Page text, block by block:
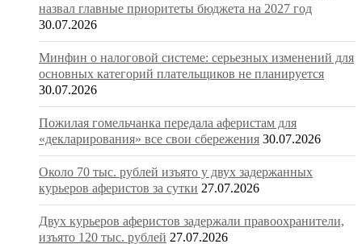
назвал главные приоритеты бюджета на 2027 год
30.07.2026
Минфин о налоговой системе: серьезных изменений для
основных категорий плательщиков не планируется
30.07.2026
Пожилая гомельчанка передала аферистам для
«декларирования» все свои сбережения 30.07.2026
Около 70 тыс. рублей изъято у двух задержанных
курьеров аферистов за сутки 27.07.2026
Двух курьеров аферистов задержали правоохранители,
изъято 120 тыс. рублей 27.07.2026